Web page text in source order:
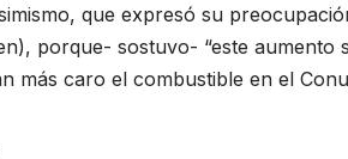
que expresó su
porque- sostuvo- “este aumento
más caro el combustible en el